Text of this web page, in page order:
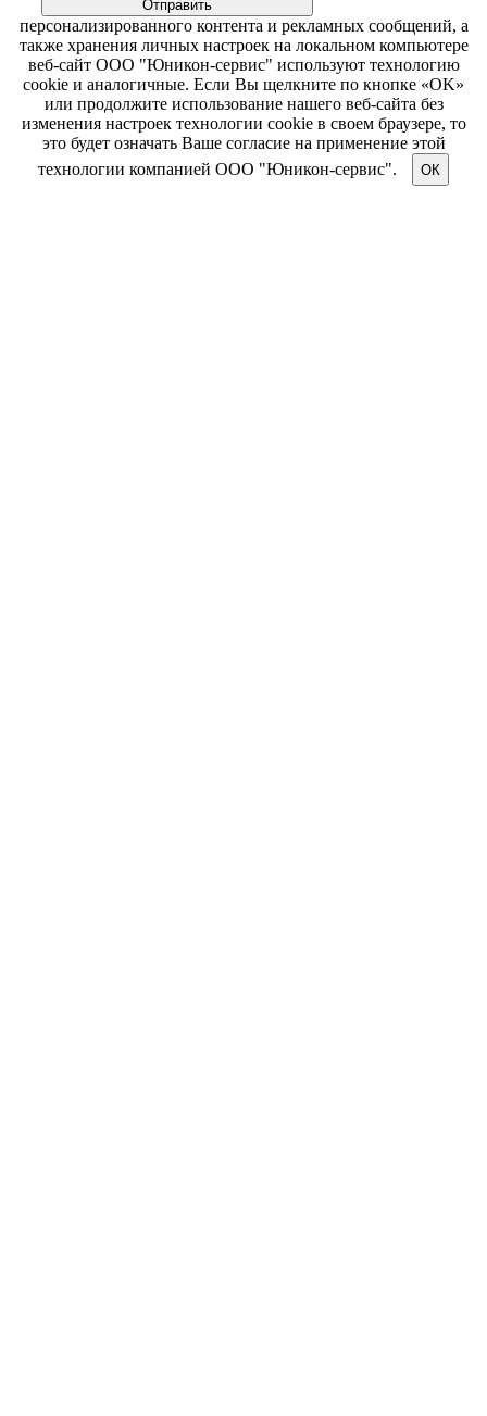
персонализированного контента и рекламных сообщений, а
также хранения личных настроек на локальном компьютере
веб-сайт ООО "Юникон-сервис" используют технологию
cookie и аналогичные. Если Вы щелкните по кнопке «OK»
или продолжите использование нашего веб-сайта без
изменения настроек технологии cookie в своем браузере, то
это будет означать Ваше согласие на применение этой
технологии компанией ООО "Юникон-сервис".
ОК